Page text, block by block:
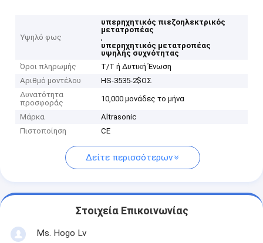
Υψηλό φως
υπερηχητικός πιεζοηλεκτρικός
μετατροπέας
,
υπερηχητικός μετατροπέας
υψηλής συχνότητας
Όροι πληρωμής
T/T ή Δυτική Ένωση
Αριθμό μοντέλου
HS-3535-2$ΟΣ
Δυνατότητα
προσφοράς
10,000 μονάδες το μήνα
Μάρκα
Altrasonic
Πιστοποίηση
CE
Δείτε περισσότερων
Στοιχεία Επικοινωνίας
Ms. Hogo Lv